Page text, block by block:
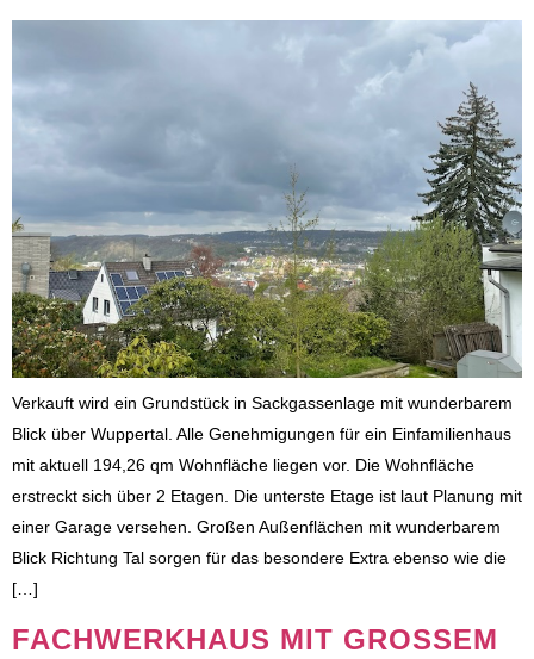
Verkauft wird ein Grundstück in Sackgassenlage mit wunderbarem
Blick über Wuppertal. Alle Genehmigungen für ein Einfamilienhaus
mit aktuell 194,26 qm Wohnfläche liegen vor. Die Wohnfläche
erstreckt sich über 2 Etagen. Die unterste Etage ist laut Planung mit
einer Garage versehen. Großen Außenflächen mit wunderbarem
Blick Richtung Tal sorgen für das besondere Extra ebenso wie die
[…]
FACHWERKHAUS MIT GROSSEM G